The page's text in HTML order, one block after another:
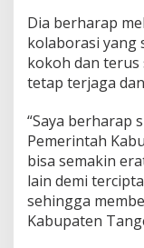
e
s
a
R
k
y
t
G
a
n
Dia berharap
kolaborasi yang
kokoh dan terus
tetap terjaga
“Saya berharap
Pemerintah
bisa semakin
lain demi
sehingga
Kabupaten